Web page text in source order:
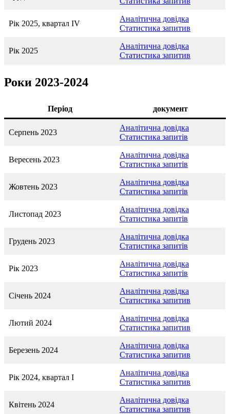
Рік 2025, квартал IV
Аналітична довідка
Статистика запитив
Рік 2025
Аналітична довідка
Статистика запитив
Роки 2023-2024
Період документ
Серпень 2023
Аналітична довідка
Статистика запитів
Вересень 2023
Аналітична довідка
Статистика запитів
Жовтень 2023
Аналітична довідка
Статистика запитів
Листопад 2023
Аналітична довідка
Статистика запитів
Грудень 2023
Аналітична довідка
Статистика запитів
Рік 2023
Аналітична довідка
Статистика запитів
Січень 2024
Аналітична довідка
Статистика запитив
Лютий 2024
Аналітична довідка
Статистика запитив
Березень 2024
Аналітична довідка
Статистика запитив
Рік 2024, квартал I
Аналітична довідка
Статистика запитив
Квітень 2024
Аналітична довідка
Статистика запитив